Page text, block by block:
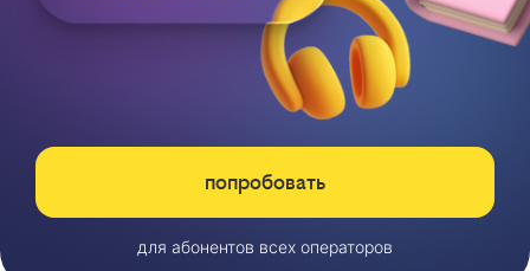
попробовать
для абонентов всех операторов